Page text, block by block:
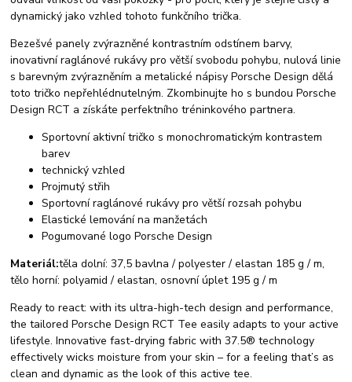
dynamický jako vzhled tohoto funkčního trička.
Bezešvé panely zvýrazněné kontrastním odstínem barvy,
inovativní raglánové rukávy pro větší svobodu pohybu, nulová linie
s barevným zvýrazněním a metalické nápisy Porsche Design dělá
toto tričko nepřehlédnutelným. Zkombinujte ho s bundou Porsche
Design RCT a získáte perfektního tréninkového partnera.
Sportovní aktivní tričko s monochromatickým kontrastem
barev
technický vzhled
Projmutý střih
Sportovní raglánové rukávy pro větší rozsah pohybu
Elastické lemování na manžetách
Pogumované logo Porsche Design
Materiál:těla dolní: 37,5 bavlna / polyester / elastan 185 g / m,
tělo horní: polyamid / elastan, osnovní úplet 195 g / m
Ready to react: with its ultra-high-tech design and performance,
the tailored Porsche Design RCT Tee easily adapts to your active
lifestyle. Innovative fast-drying fabric with 37.5® technology
effectively wicks moisture from your skin – for a feeling that’s as
clean and dynamic as the look of this active tee.